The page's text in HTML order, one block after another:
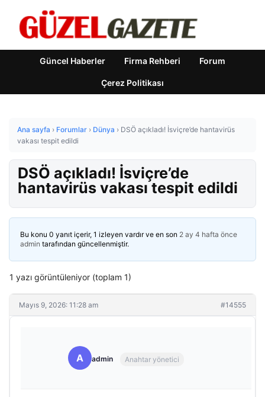
Güncel Haberler Firma Rehberi Forum
Çerez Politikası
Ana sayfa › Forumlar › Dünya › DSÖ açıkladı! İsviçre’de hantavirüs
vakası tespit edildi
DSÖ açıkladı! İsviçre’de
hantavirüs vakası tespit edildi
Bu konu 0 yanıt içerir, 1 izleyen vardır ve en son 2 ay 4 hafta önce
admin tarafından güncellenmiştir.
1 yazı görüntüleniyor (toplam 1)
Mayıs 9, 2026: 11:28 am #14555
A admin Anahtar yönetici